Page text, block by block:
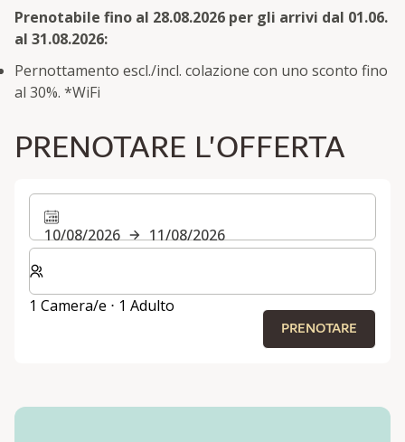
Prenotabile fino al 28.08.2026 per gli arrivi dal 01.06.
al 31.08.2026:
Pernottamento escl./incl. colazione con uno sconto fino
al 30%. *WiFi
PRENOTARE L'OFFERTA
10/08/2026
11/08/2026
Selezionare il numero di camere e di ospiti per il
1 Camera/e ⋅ 1 Adulto
PRENOTARE